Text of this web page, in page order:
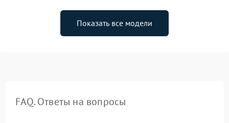
Показать все модели
FAQ. Ответы на вопросы